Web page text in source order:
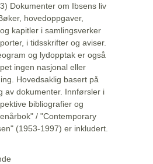
Dokumenter om Ibsens liv
hovedoppgaver,
kapitler i samlingsverker
i tidsskrifter og aviser.
og lydopptak er også
ingen nasjonal eller
Hovedsaklig basert på
av dokumenter. Innførsler i
bibliografier og
/ "Contemporary
(1953-1997) er inkludert.